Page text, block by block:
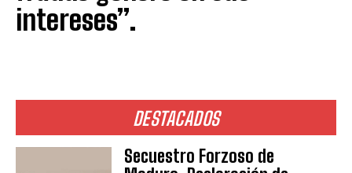
DESTACADOS
Secuestro Forzoso de
intereses”.